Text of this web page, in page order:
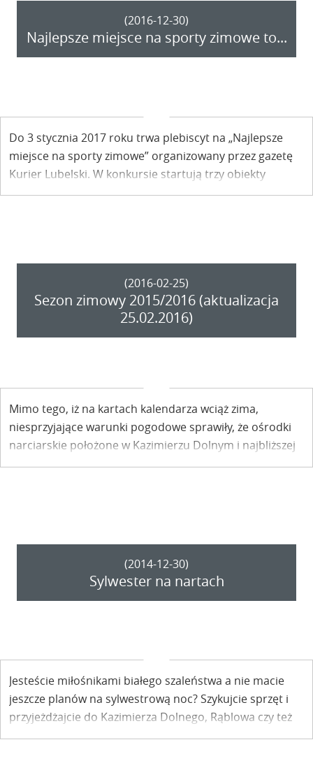
(2016-12-30)
Najlepsze miejsce na sporty zimowe to...
Do 3 stycznia 2017 roku trwa plebiscyt na „Najlepsze
miejsce na sporty zimowe” organizowany przez gazetę
Kurier Lubelski. W konkursie startują trzy obiekty
położone w naszym regionie: Stacja Narciarska
(2016-02-25)
Sezon zimowy 2015/2016 (aktualizacja
25.02.2016)
Mimo tego, iż na kartach kalendarza wciąż zima,
niesprzyjające warunki pogodowe sprawiły, że ośrodki
narciarskie położone w Kazimierzu Dolnym i najbliższej
okolicy zostały zamknięte.
(2014-12-30)
Sylwester na nartach
Jesteście miłośnikami białego szaleństwa a nie macie
jeszcze planów na sylwestrową noc? Szykujcie sprzęt i
przyjeżdżajcie do Kazimierza Dolnego, Rąblowa czy też
Parchatki – te ośrodki narciarskie będą czynne w